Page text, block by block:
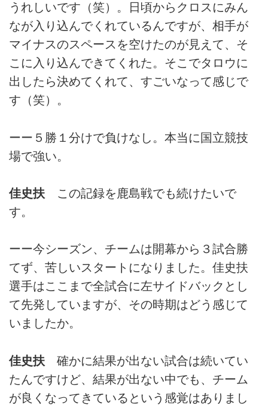
うれしいです（笑）。日頃からクロスにみん
なが入り込んでくれているんですが、相手が
マイナスのスペースを空けたのが見えて、そ
こに入り込んできてくれた。そこでタロウに
出したら決めてくれて、すごいなって感じで
す（笑）。
ーー５勝１分けで負けなし。本当に国立競技
場で強い。
佳史扶 この記録を鹿島戦でも続けたいで
す。
ーー今シーズン、チームは開幕から３試合勝
てず、苦しいスタートになりました。佳史扶
選手はここまで全試合に左サイドバックとし
て先発していますが、その時期はどう感じて
いましたか。
佳史扶 確かに結果が出ない試合は続いてい
たんですけど、結果が出ない中でも、チーム
が良くなってきているという感覚はありまし